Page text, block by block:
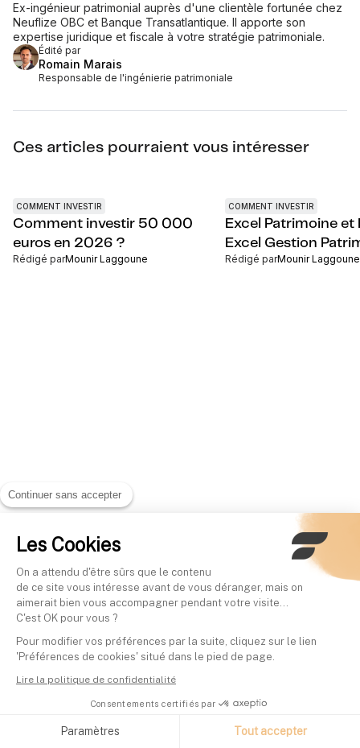
Continuer sans accepter
Les Cookies
On a attendu d'être sûrs que le contenu
de ce site vous intéresse avant de vous déranger, mais on
aimerait bien vous accompagner pendant votre visite...
C'est OK pour vous ?
Pour modifier vos préférences par la suite, cliquez sur le lien
'Préférences de cookies' situé dans le pied de page.
Lire la politique de confidentialité
Consentements certifiés par
Paramètres Tout accepter
Édité par
Romain Marais
Responsable de l'ingénierie patrimoniale
Ex-ingénieur patrimonial auprès d'une clientèle fortunée chez
Neuflize OBC et Banque Transatlantique. Il apporte son
expertise juridique et fiscale à votre stratégie patrimoniale.
Ces articles pourraient vous intéresser
COMMENT INVESTIR
Comment investir 50 000
euros en 2026 ?
Rédigé parMounir Laggoune
COMMENT INVESTIR
Excel Patrimoine et
Excel Gestion
Rédigé parMounir Laggoune